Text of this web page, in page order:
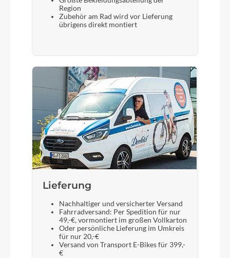
Region
Zubehör am Rad wird vor Lieferung
übrigens direkt montiert
Lieferung
Nachhaltiger und versicherter Versand
Fahrradversand: Per Spedition für nur
49,-€, vormontiert im großen Vollkarton
Oder persönliche Lieferung im Umkreis
für nur 20,-€
Versand von Transport E-Bikes für 399,-
€